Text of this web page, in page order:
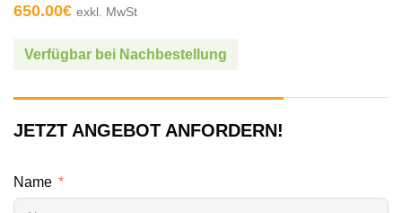
650.00€ exkl. MwSt
Verfügbar bei Nachbestellung
JETZT ANGEBOT ANFORDERN!
Name